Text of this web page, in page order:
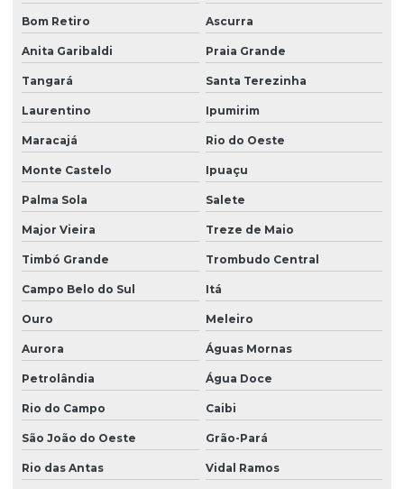
Viga concreto protendido
Bom Retiro Ascurra
Anita Garibaldi Praia Grande
Tangará Santa Terezinha
Laurentino Ipumirim
Maracajá Rio do Oeste
Monte Castelo Ipuaçu
Palma Sola Salete
Major Vieira Treze de Maio
Timbó Grande Trombudo Central
Campo Belo do Sul Itá
Ouro Meleiro
Aurora Águas Mornas
Petrolândia Água Doce
Rio do Campo Caibi
São João do Oeste Grão-Pará
Rio das Antas Vidal Ramos